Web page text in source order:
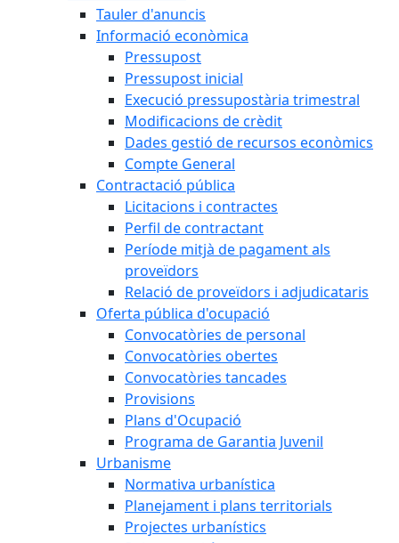
Tauler d'anuncis
Informació econòmica
Pressupost
Pressupost inicial
Execució pressupostària trimestral
Modificacions de crèdit
Dades gestió de recursos econòmics
Compte General
Contractació pública
Licitacions i contractes
Perfil de contractant
Període mitjà de pagament als
proveïdors
Relació de proveïdors i adjudicataris
Oferta pública d'ocupació
Convocatòries de personal
Convocatòries obertes
Convocatòries tancades
Provisions
Plans d'Ocupació
Programa de Garantia Juvenil
Urbanisme
Normativa urbanística
Planejament i plans territorials
Projectes urbanístics